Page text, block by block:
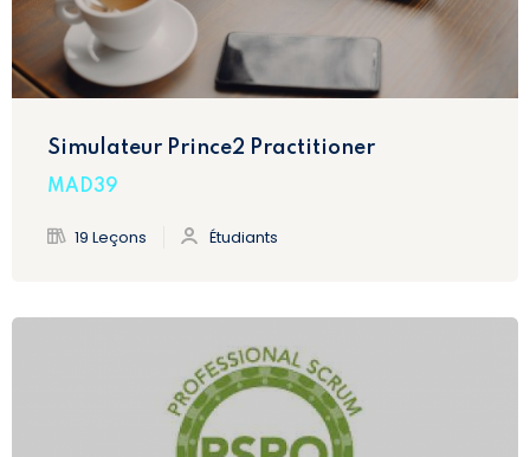
Simulateur Prince2 Practitioner
MAD39
19 Leçons Étudiants